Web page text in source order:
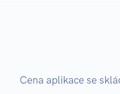
Cena aplikace se